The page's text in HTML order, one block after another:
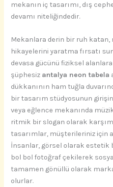
mekanın iç tasarımı, dış
devamı niteliğindedir.
Mekanlara derin bir ruh
hikayelerini yaratma fırsatı
devasa gücünü fiziksel
şüphesiz antalya neon tabela
dükkanının ham tuğla
bir tasarım stüdyosunun
veya eğlence mekanında
ritmik bir slogan olarak
tasarımlar, müşterileriniz için
İnsanlar, görsel olarak estetik
bol bol fotoğraf çekilerek
tamamen gönüllü olarak
olurlar.